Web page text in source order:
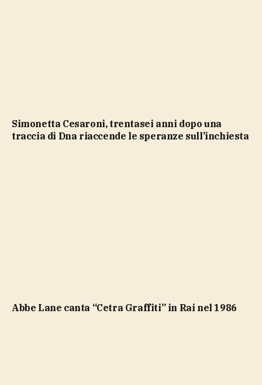
Simonetta Cesaroni, trentasei anni dopo una
traccia di Dna riaccende le speranze sull’inchiesta
Abbe Lane canta “Cetra Graffiti” in Rai nel 1986